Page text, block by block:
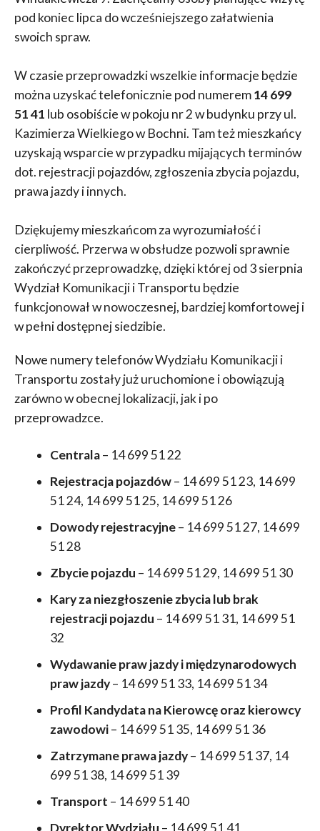
pod koniec lipca do wcześniejszego załatwienia
swoich spraw.
W czasie przeprowadzki wszelkie informacje będzie
można uzyskać telefonicznie pod numerem14 699
51 41 lub osobiście w pokoju nr 2 w budynku przy ul.
Kazimierza Wielkiego w Bochni. Tam też mieszkańcy
uzyskają wsparcie w przypadku mijających terminów
dot. rejestracji pojazdów, zgłoszenia zbycia pojazdu,
prawa jazdy i innych.
Dziękujemy mieszkańcom za wyrozumiałość i
cierpliwość. Przerwa w obsłudze pozwoli sprawnie
zakończyć przeprowadzkę, dzięki której od 3 sierpnia
Wydział Komunikacji i Transportu będzie
funkcjonował w nowoczesnej, bardziej komfortowej i
w pełni dostępnej siedzibie.
Nowe numery telefonów Wydziału Komunikacji i
Transportu zostały już uruchomione i obowiązują
zarówno w obecnej lokalizacji, jak i po
przeprowadzce.
Centrala– 14 699 51 22
Rejestracja pojazdów– 14 699 51 23, 14 699
51 24, 14 699 51 25, 14 699 51 26
Dowody rejestracyjne– 14 699 51 27, 14 699
51 28
Zbycie pojazdu – 14 699 51 29, 14 699 51 30
Kary za niezgłoszenie zbycia lub brak
rejestracji pojazdu – 14 699 51 31, 14 699 51
32
Wydawanie praw jazdy i międzynarodowych
praw jazdy– 14 699 51 33, 14 699 51 34
Profil Kandydata na Kierowcę oraz kierowcy
zawodowi– 14 699 51 35, 14 699 51 36
Zatrzymane prawa jazdy– 14 699 51 37, 14
699 51 38, 14 699 51 39
Transport – 14 699 51 40
Dyrektor Wydziału – 14 699 51 41